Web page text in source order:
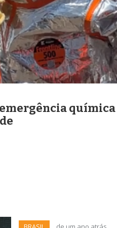
química